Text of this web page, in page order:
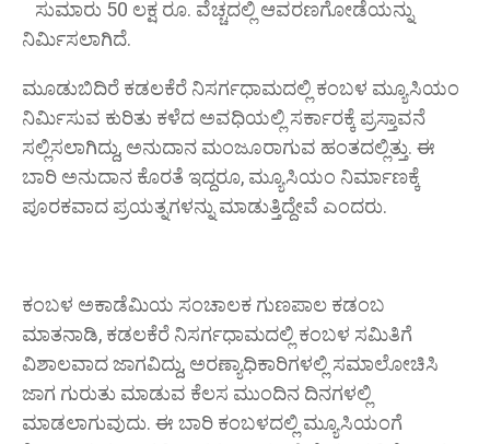
ಸುಮಾರು 50 ಲಕ್ಷ ರೂ. ವೆಚ್ಚದಲ್ಲಿ ಆವರಣಗೋಡೆಯನ್ನು
ನಿರ್ಮಿಸಲಾಗಿದೆ.
ಮೂಡುಬಿದಿರೆ ಕಡಲಕೆರೆ ನಿಸರ್ಗಧಾಮದಲ್ಲಿ ಕಂಬಳ ಮ್ಯೂಸಿಯಂ
ನಿರ್ಮಿಸುವ ಕುರಿತು ಕಳೆದ ಅವಧಿಯಲ್ಲಿ ಸರ್ಕಾರಕ್ಕೆ ಪ್ರಸ್ತಾವನೆ
ಸಲ್ಲಿಸಲಾಗಿದ್ದು, ಅನುದಾನ ಮಂಜೂರಾಗುವ ಹಂತದಲ್ಲಿತ್ತು. ಈ
ಬಾರಿ ಅನುದಾನ ಕೊರತೆ ಇದ್ದರೂ, ಮ್ಯೂಸಿಯಂ ನಿರ್ಮಾಣಕ್ಕೆ
ಪೂರಕವಾದ ಪ್ರಯತ್ನಗಳನ್ನು ಮಾಡುತ್ತಿದ್ದೇವೆ ಎಂದರು.
ಕಂಬಳ ಅಕಾಡೆಮಿಯ ಸಂಚಾಲಕ ಗುಣಪಾಲ ಕಡಂಬ
ಮಾತನಾಡಿ, ಕಡಲಕೆರೆ ನಿಸರ್ಗಧಾಮದಲ್ಲಿ ಕಂಬಳ ಸಮಿತಿಗೆ
ವಿಶಾಲವಾದ ಜಾಗವಿದ್ದು, ಅರಣ್ಯಾಧಿಕಾರಿಗಳಲ್ಲಿ ಸಮಾಲೋಚಿಸಿ
ಜಾಗ ಗುರುತು ಮಾಡುವ ಕೆಲಸ ಮುಂದಿನ ದಿನಗಳಲ್ಲಿ
ಮಾಡಲಾಗುವುದು. ಈ ಬಾರಿ ಕಂಬಳದಲ್ಲಿ ಮ್ಯೂಸಿಯಂಗೆ